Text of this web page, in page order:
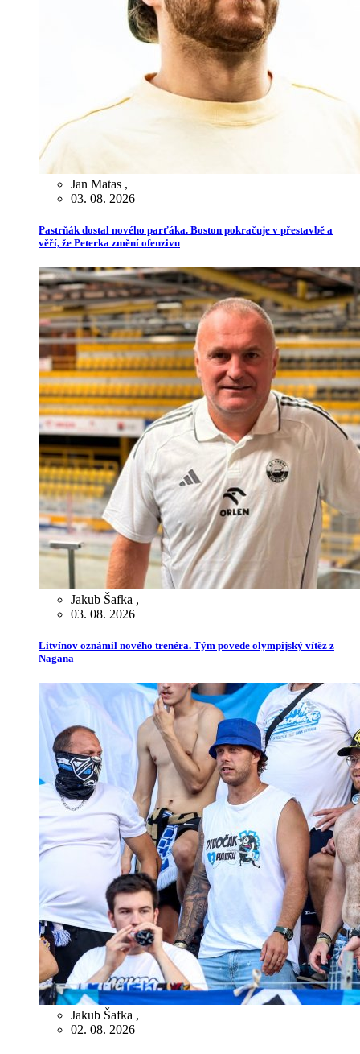
Jan Matas ,
03. 08. 2026
Pastrňák dostal nového parťáka. Boston pokračuje v přestavbě a
věří, že Peterka změní ofenzivu
Jakub Šafka ,
03. 08. 2026
Litvínov oznámil nového trenéra. Tým povede olympijský vítěz z
Nagana
Jakub Šafka ,
02. 08. 2026